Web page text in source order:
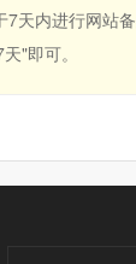
天内进行网站备
"即可。